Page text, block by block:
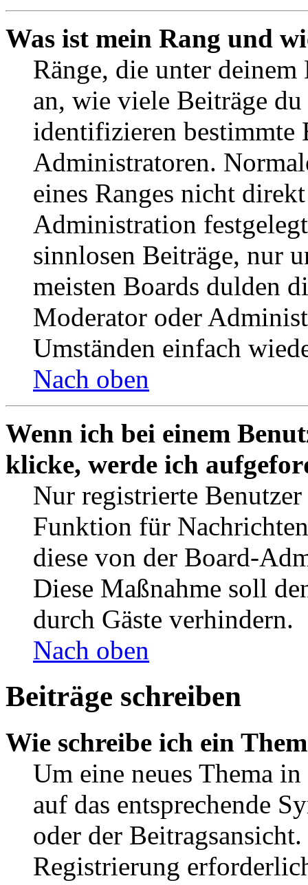
Was ist mein Rang und
Ränge, die unter deinem
an, wie viele Beiträge
identifizieren bestimmte
Administratoren.
eines Ranges nicht
Administration
sinnlosen Beiträge, nur
meisten Boards dulden
Moderator oder
Umständen einfach
Nach oben
Wenn ich bei einem
klicke, werde ich
Nur registrierte
Funktion für
diese von der Board-
Diese Maßnahme soll
durch Gäste verhindern.
Nach oben
Beiträge schreiben
Wie schreibe ich ein
Um eine neues Thema
auf das entsprechende
oder der
Registrierung